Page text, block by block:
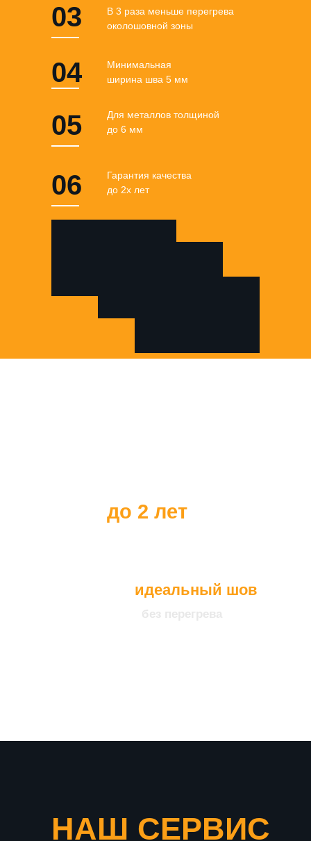
Минимальная
ширина шва 5 мм
Для металлов толщиной
до 6 мм
В 3 раза меньше перегрева
околошовной зоны
Гарантия качества
до 2х лет
04
05
03
06
идеальный шов
до 2 лет
НАШ СЕРВИС